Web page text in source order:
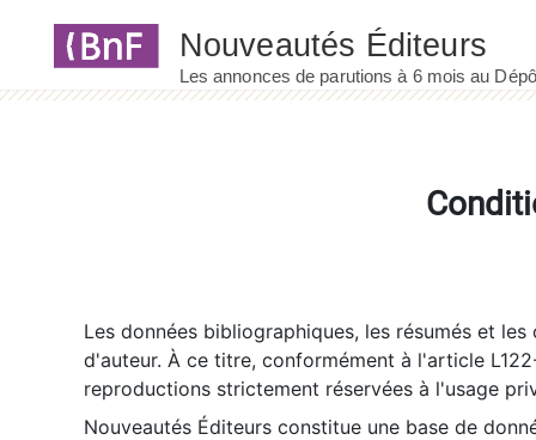
Les données bibliographiques, les résumés et
d'auteur. À ce titre, conformément à l'article
reproductions strictement réservées à l'usage
Nouveautés Éditeurs constitue une base de